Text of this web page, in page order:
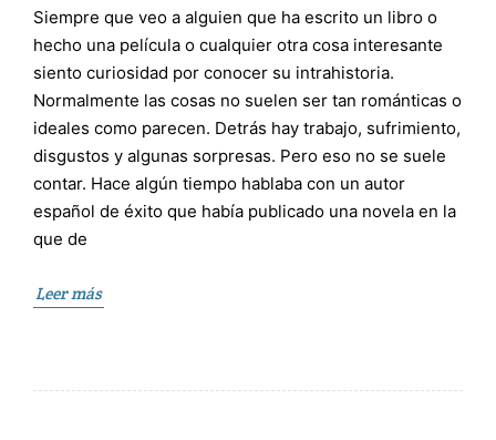
Siempre que veo a alguien que ha escrito un libro o
hecho una película o cualquier otra cosa interesante
siento curiosidad por conocer su intrahistoria.
Normalmente las cosas no suelen ser tan románticas o
ideales como parecen. Detrás hay trabajo, sufrimiento,
disgustos y algunas sorpresas. Pero eso no se suele
contar. Hace algún tiempo hablaba con un autor
español de éxito que había publicado una novela en la
que de
Leer más